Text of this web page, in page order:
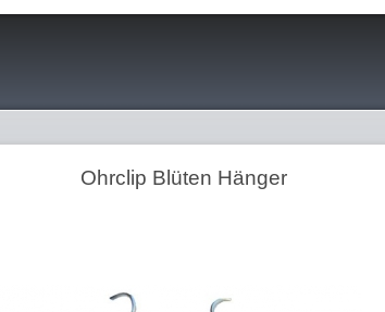
Ohrclip Blüten Hänger